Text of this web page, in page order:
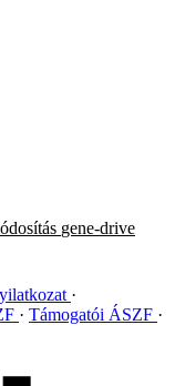
gene-drive
Támogatói ÁSZF